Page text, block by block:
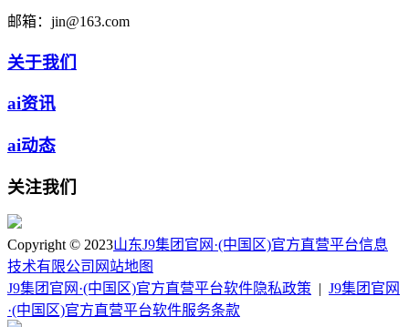
邮箱： jin@163.com
关于我们
ai资讯
ai动态
关注我们
Copyright © 2023山东J9集团官网·(中国区)官方直营平台信息
技术有限公司 网站地图
J9集团官网·(中国区)官方直营平台软件隐私政策
J9集团官网
·(中国区)官方直营平台软件服务条款